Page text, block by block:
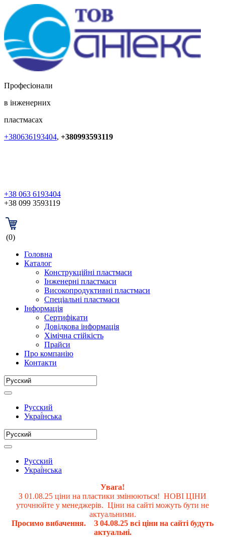
Професіонали
в інженерних
пластмасах
+380636193404, +380993593119
+38 063 6193404
+38 099 3593119
(0)
Головна
Каталог
Конструкційні пластмаси
Інженерні пластмаси
Високопродуктивні пластмаси
Спеціальні пластмаси
Інформація
Сертифікати
Довідкова інформація
Хімічна стійкість
Прайси
Про компанію
Контакти
Русский
Украї́нська
Русский
Украї́нська
Увага!
З 01.08.25 ціни на пластики змінюються! НОВІ ЦІНИ
уточнюйте у менеджерів. Ціни на сайті можуть бути не
актуальними.
Просимо вибачення. З 04.08.25 всі ціни на сайті будуть
актуальні.